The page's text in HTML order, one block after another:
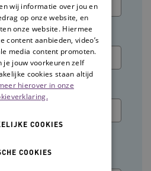
beste bij jouw rol?
wij informatie over jou en
op onze website, en
onze website. Hiermee
content aanbieden, video’s
media content promoten.
je jouw voorkeuren zelf
cookies staan altijd
hierover in onze
COOKIES
COOKIES